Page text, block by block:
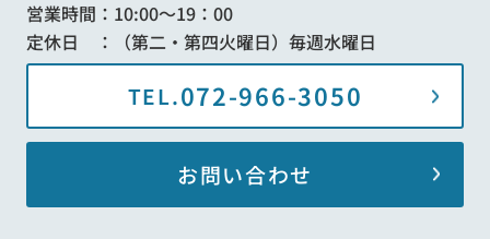
営業時間：10:00～19：00
定休日 ：（第二・第四火曜日）毎週水曜日
TEL.072-966-3050
お問い合わせ